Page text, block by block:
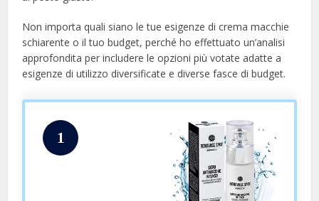
Non importa quali siano le tue esigenze di crema macchie
schiarente o il tuo budget, perché ho effettuato un’analisi
approfondita per includere le opzioni più votate adatte a
esigenze di utilizzo diversificate e diverse fasce di budget.
1